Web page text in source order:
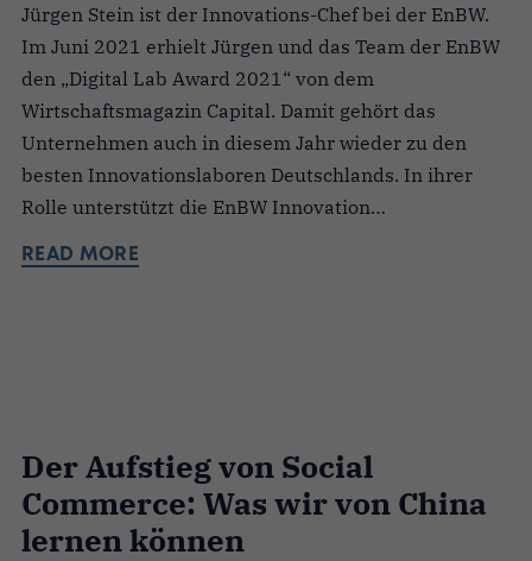
Jürgen Stein ist der Innovations-Chef bei der EnBW.
Im Juni 2021 erhielt Jürgen und das Team der EnBW
den „Digital Lab Award 2021“ von dem
Wirtschaftsmagazin Capital. Damit gehört das
Unternehmen auch in diesem Jahr wieder zu den
besten Innovationslaboren Deutschlands. In ihrer
Rolle unterstützt die EnBW Innovation…
READ MORE
Der Aufstieg von Social
Commerce: Was wir von China
lernen können